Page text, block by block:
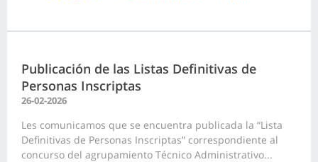
Publicación de las Listas Definitivas de
Personas Inscriptas
26-02-2026
Les comunicamos que se encuentra publicada la “Lista
Definitivas de Personas Inscriptas” correspondiente al
concurso del agrupamiento Técnico Administrativo...